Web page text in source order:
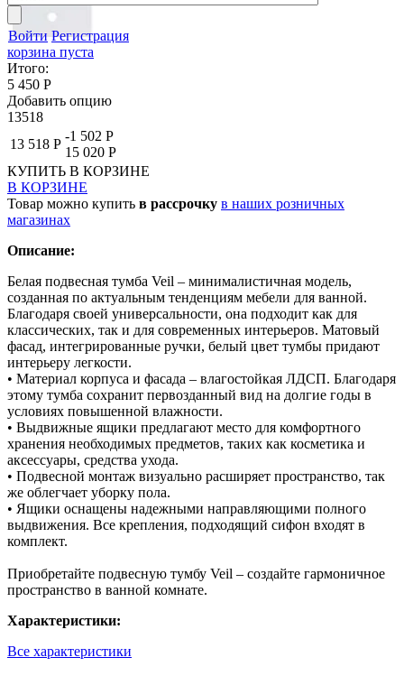
Войти Регистрация
корзина пуста
Итого:
5 450 Р
Добавить опцию
13518
13 518 Р
-1 502 Р
15 020 Р
КУПИТЬ В КОРЗИНЕ
В КОРЗИНЕ
Товар можно купить в рассрочку в наших розничных
магазинах
Описание:
Белая подвесная тумба Veil – минималистичная модель,
созданная по актуальным тенденциям мебели для ванной.
Благодаря своей универсальности, она подходит как для
классических, так и для современных интерьеров. Матовый
фасад, интегрированные ручки, белый цвет тумбы придают
интерьеру легкости.
• Материал корпуса и фасада – влагостойкая ЛДСП. Благодаря
этому тумба сохранит первозданный вид на долгие годы в
условиях повышенной влажности.
• Выдвижные ящики предлагают место для комфортного
хранения необходимых предметов, таких как косметика и
аксессуары, средства ухода.
• Подвесной монтаж визуально расширяет пространство, так
же облегчает уборку пола.
• Ящики оснащены надежными направляющими полного
выдвижения. Все крепления, подходящий сифон входят в
комплект.
Приобретайте подвесную тумбу Veil – создайте гармоничное
пространство в ванной комнате.
Характеристики:
Все характеристики